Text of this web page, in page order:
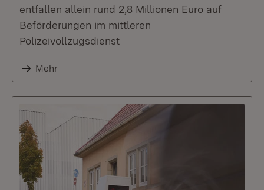
entfallen allein rund 2,8 Millionen Euro auf
Beförderungen im mittleren
Polizeivollzugsdienst
Mehr